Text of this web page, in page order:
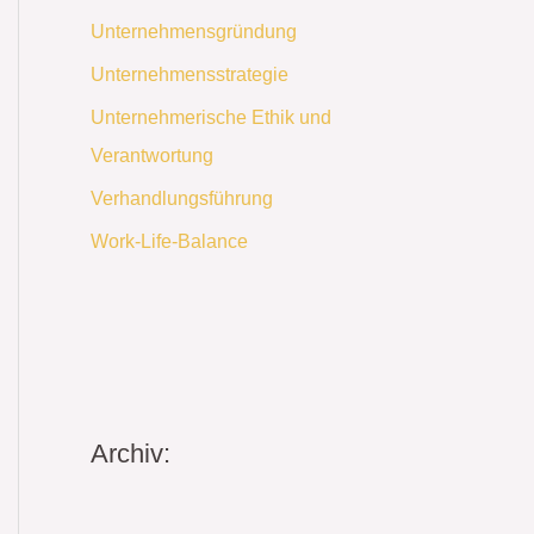
Unternehmensgründung
Unternehmensstrategie
Unternehmerische Ethik und
Verantwortung
Verhandlungsführung
Work-Life-Balance
Archiv: